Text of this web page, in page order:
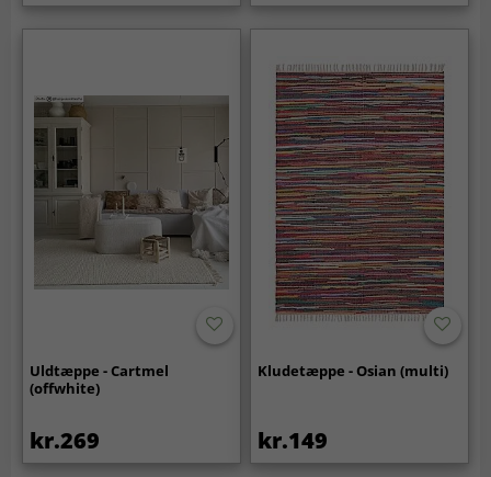
Uldtæppe - Cartmel
(offwhite)
kr.269
Kludetæppe - Osian (multi)
kr.149